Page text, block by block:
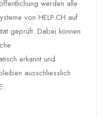
werden alle
von HELP.CH auf
geprüft. Dabei können
erkannt und
ausschliesslich